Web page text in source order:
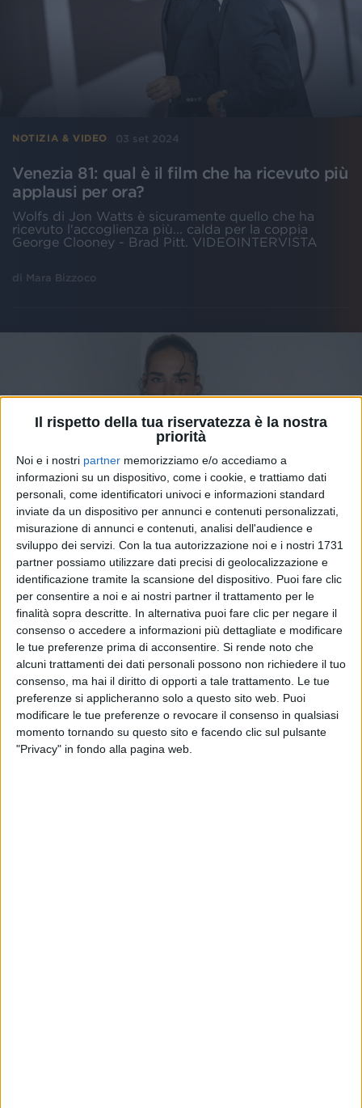
Il rispetto della tua riservatezza è la nostra
priorità
Noi e i nostri partner memorizziamo e/o accediamo a
informazioni su un dispositivo, come i cookie, e trattiamo dati
personali, come identificatori univoci e informazioni standard
inviate da un dispositivo per annunci e contenuti personalizzati,
misurazione di annunci e contenuti, analisi dell'audience e
sviluppo dei servizi. Con la tua autorizzazione noi e i nostri 1731
partner possiamo utilizzare dati precisi di geolocalizzazione e
identificazione tramite la scansione del dispositivo. Puoi fare clic
per consentire a noi e ai nostri partner il trattamento per le
finalità sopra descritte. In alternativa puoi fare clic per negare il
consenso o accedere a informazioni più dettagliate e modificare
le tue preferenze prima di acconsentire. Si rende noto che
alcuni trattamenti dei dati personali possono non richiedere il tuo
consenso, ma hai il diritto di opporti a tale trattamento. Le tue
preferenze si applicheranno solo a questo sito web. Puoi
modificare le tue preferenze o revocare il consenso in qualsiasi
momento tornando su questo sito e facendo clic sul pulsante
"Privacy" in fondo alla pagina web.
NOTIZIA & VIDEO 03 set 2024
Venezia 81: qual è il film che ha ricevuto più
applausi per ora?
Wolfs di Jon Watts è sicuramente quello che ha
ricevuto l'accoglienza più... calda per la coppia
George Clooney - Brad Pitt. VIDEOINTERVISTA
di Mara Bizzoco
SPLENDERÀ COME UN DIAMANTE 27 ago 2024
Clara si esibisce alla cerimonia di apertura
di Venezia 81
La cantante si dice "onorata" di inaugurare l'edizione
2024 della Mostra Internazionale d'Arte
Cinematografica, di cui noi di Radio Italia
solomusicaitaliana siamo radio ufficiale
di Mara Bizzoco